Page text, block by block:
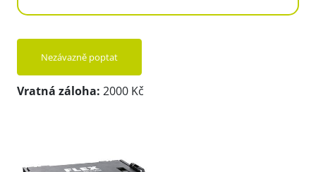
Nezávazně poptat
Vratná záloha: 2000 Kč